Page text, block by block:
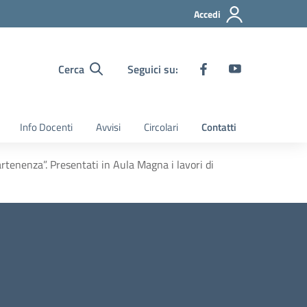
Accedi
Cerca Seguici su:
Info Docenti Avvisi Circolari Contatti
Presentati in Aula Magna i lavori di